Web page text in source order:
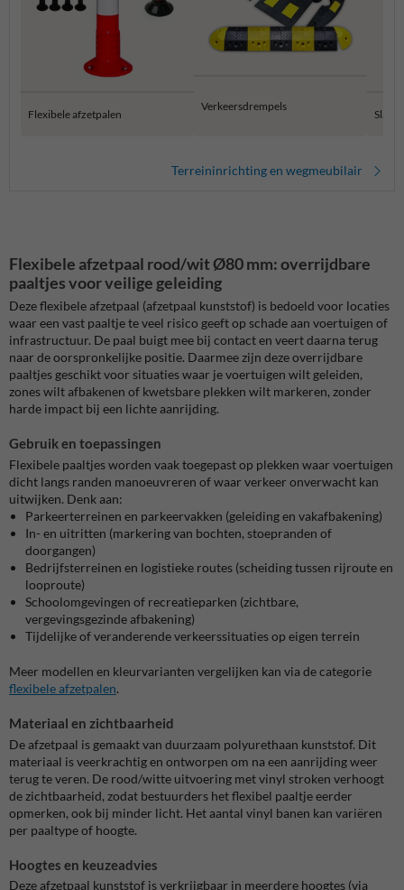
Flexibele afzetpalen
Verkeersdrempels
Terreininrichting en wegmeubilair
Flexibele afzetpaal rood/wit Ø80 mm: overrijdbare
paaltjes voor veilige geleiding
Deze flexibele afzetpaal (afzetpaal kunststof) is bedoeld voor locaties
waar een vast paaltje te veel risico geeft op schade aan voertuigen of
infrastructuur. De paal buigt mee bij contact en veert daarna terug
naar de oorspronkelijke positie. Daarmee zijn deze overrijdbare
paaltjes geschikt voor situaties waar je voertuigen wilt geleiden,
zones wilt afbakenen of kwetsbare plekken wilt markeren, zonder
harde impact bij een lichte aanrijding.
Gebruik en toepassingen
Flexibele paaltjes worden vaak toegepast op plekken waar voertuigen
dicht langs randen manoeuvreren of waar verkeer onverwacht kan
uitwijken. Denk aan:
Parkeerterreinen en parkeervakken (geleiding en vakafbakening)
In- en uitritten (markering van bochten, stoepranden of
doorgangen)
Bedrijfsterreinen en logistieke routes (scheiding tussen rijroute en
looproute)
Schoolomgevingen of recreatieparken (zichtbare,
vergevingsgezinde afbakening)
Tijdelijke of veranderende verkeerssituaties op eigen terrein
Meer modellen en kleurvarianten vergelijken kan via de categorie
flexibele afzetpalen.
Materiaal en zichtbaarheid
De afzetpaal is gemaakt van duurzaam polyurethaan kunststof. Dit
materiaal is veerkrachtig en ontworpen om na een aanrijding weer
terug te veren. De rood/witte uitvoering met vinyl stroken verhoogt
de zichtbaarheid, zodat bestuurders het flexibel paaltje eerder
opmerken, ook bij minder licht. Het aantal vinyl banen kan variëren
per paaltype of hoogte.
Hoogtes en keuzeadvies
Deze afzetpaal kunststof is verkrijgbaar in meerdere hoogtes (via